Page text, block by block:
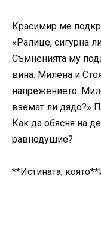
Красимир ме
«Ралице, сигурна
Съмненията му
вина. Милена и
напрежението.
вземат ли дядо?»
Как да обясня на
равнодушие?
**Истината,